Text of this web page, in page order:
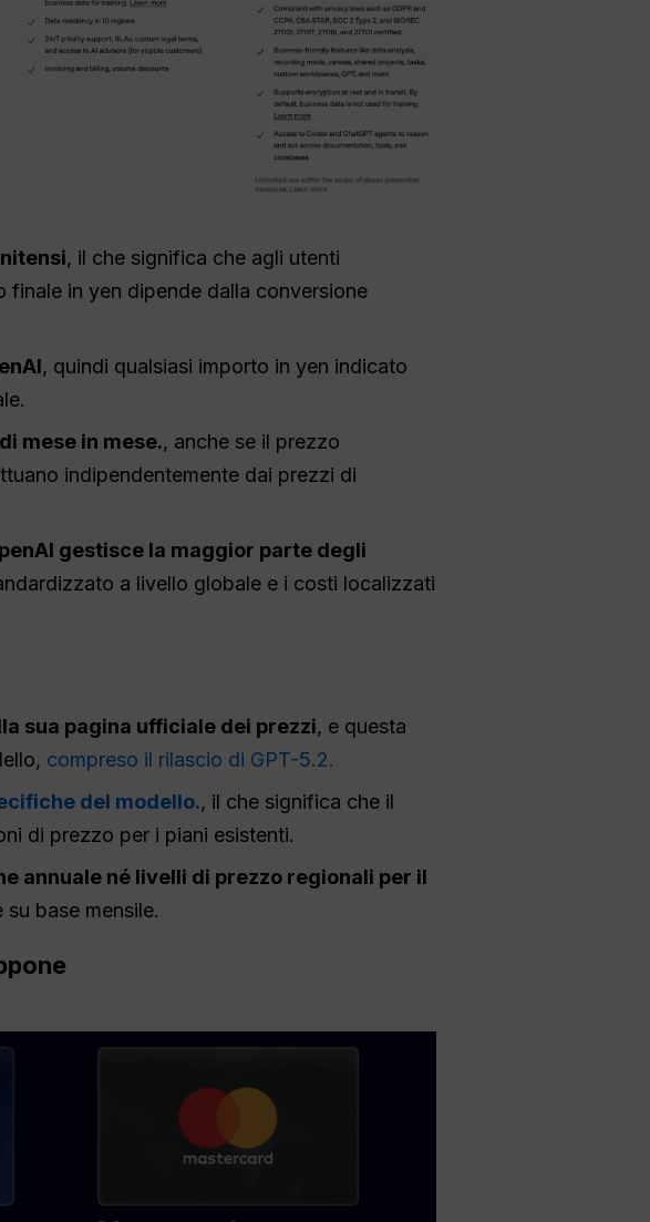
, il che significa che agli utenti
in yen dipende dalla conversione
, quindi qualsiasi importo in yen indicato
mese in mese., anche se il prezzo
indipendentemente dai prezzi di
gestisce la maggior parte degli
a livello globale e i costi localizzati
sua pagina ufficiale dei prezzi, e questa
compreso il rilascio di GPT-5.2.
del modello., il che significa che il
di prezzo per i piani esistenti.
annuale né livelli di prezzo regionali per il
base mensile.